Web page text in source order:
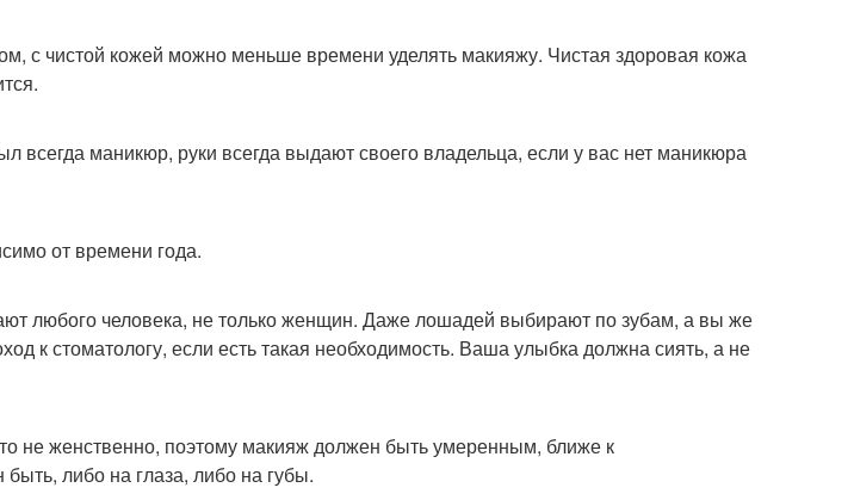
с чистой кожей можно меньше времени уделять макияжу. Чистая здоровая кожа
всегда маникюр, руки всегда выдают своего владельца, если у вас нет маникюра
от времени года.
любого человека, не только женщин. Даже лошадей выбирают по зубам, а вы же
к стоматологу, если есть такая необходимость. Ваша улыбка должна сиять, а не
не женственно, поэтому макияж должен быть умеренным, ближе к
либо на глаза, либо на губы.